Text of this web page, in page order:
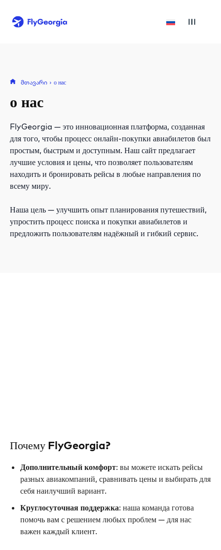
მთავარი о нас
о нас
FlyGeorgia — это инновационная платформа, созданная
для того, чтобы процесс онлайн-покупки авиабилетов был
простым, быстрым и доступным. Наш сайт предлагает
лучшие условия и цены, что позволяет пользователям
находить и бронировать рейсы в любые направления по
всему миру.
Наша цель — улучшить опыт планирования путешествий,
упростить процесс поиска и покупки авиабилетов и
предложить пользователям надёжный и гибкий сервис.
Почему FlyGeorgia?
Дополнительный комфорт: вы можете искать рейсы
разных авиакомпаний, сравнивать цены и выбирать для
себя наилучший вариант.
Круглосуточная поддержка: наша команда готова
помочь вам с решением любых проблем — для нас
важен каждый клиент.